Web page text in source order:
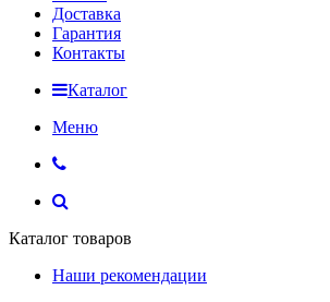
Доставка
Гарантия
Контакты
Каталог
Меню
Каталог товаров
Наши рекомендации